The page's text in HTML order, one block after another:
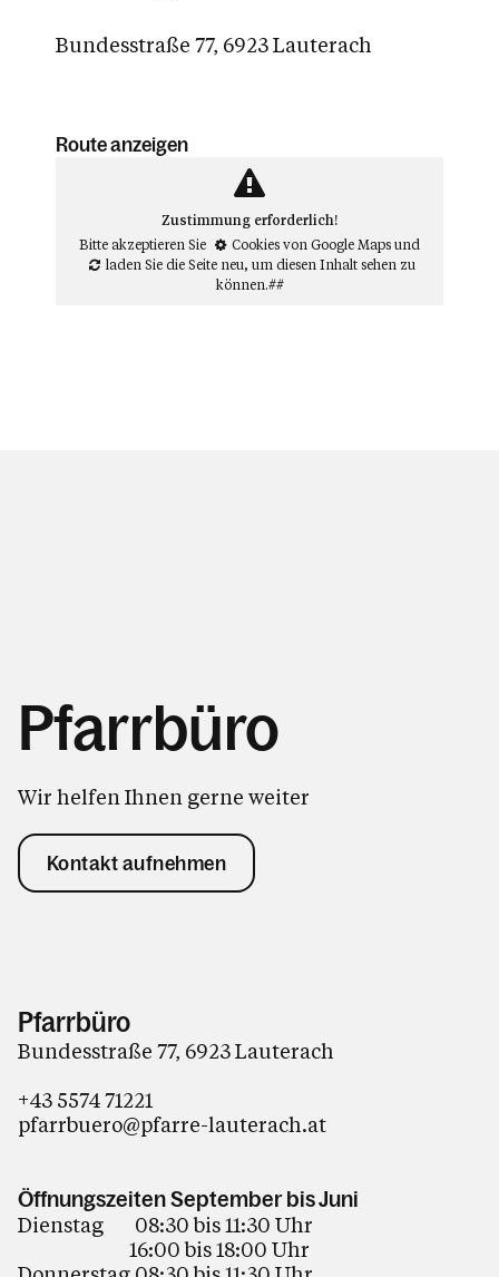
Bundesstraße 77, 6923 Lauterach
Route anzeigen
Zustimmung erforderlich!
Bitte akzeptieren Sie
Cookies von Google Mapsund
laden Sie die Seite neu, um diesen Inhalt sehen zu
können.##
Pfarrbüro
Wir helfen Ihnen gerne weiter
Kontakt aufnehmen
Pfarrbüro
Bundesstraße 77, 6923 Lauterach
+43 5574 71221
pfarrbuero@pfarre-lauterach.at
Öffnungszeiten September bis Juni
Dienstag 08:30 bis 11:30 Uhr
16:00 bis 18:00 Uhr